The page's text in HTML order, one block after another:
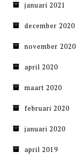
januari 2021
december 2020
november 2020
april 2020
maart 2020
februari 2020
januari 2020
april 2019